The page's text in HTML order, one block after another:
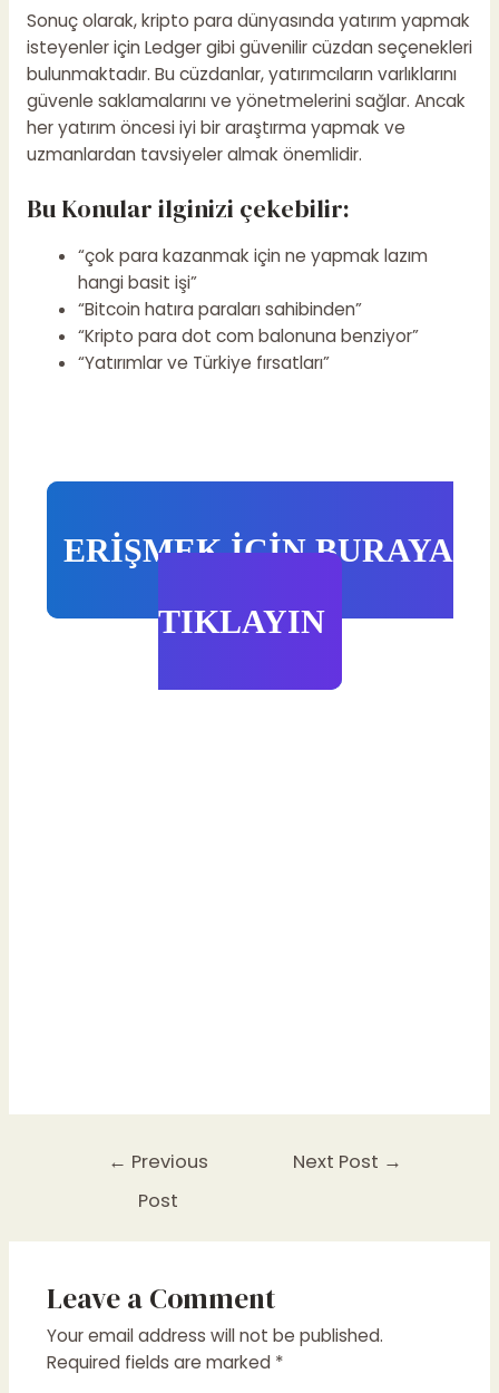
Sonuç olarak, kripto para dünyasında yatırım yapmak
isteyenler için Ledger gibi güvenilir cüzdan seçenekleri
bulunmaktadır. Bu cüzdanlar, yatırımcıların varlıklarını
güvenle saklamalarını ve yönetmelerini sağlar. Ancak
her yatırım öncesi iyi bir araştırma yapmak ve
uzmanlardan tavsiyeler almak önemlidir.
Bu Konular ilginizi çekebilir:
“çok para kazanmak için ne yapmak lazım
hangi basit işi”
“Bitcoin hatıra paraları sahibinden”
“Kripto para dot com balonuna benziyor”
“Yatırımlar ve Türkiye fırsatları”
ERİŞMEK İÇİN BURAYA
TIKLAYIN
← Previous
Post
Next Post →
Leave a Comment
Your email address will not be published.
Required fields are marked *